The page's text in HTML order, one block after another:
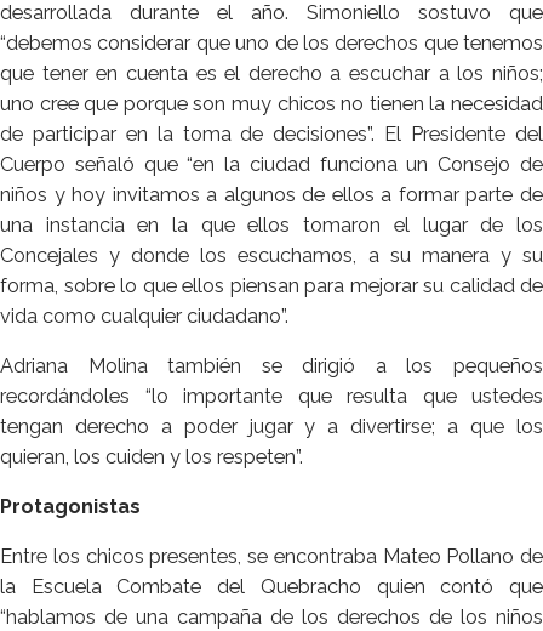
desarrollada durante el año. Simoniello sostuvo que
“debemos considerar que uno de los derechos que tenemos
que tener en cuenta es el derecho a escuchar a los niños;
uno cree que porque son muy chicos no tienen la necesidad
de participar en la toma de decisiones”. El Presidente del
Cuerpo señaló que “en la ciudad funciona un Consejo de
niños y hoy invitamos a algunos de ellos a formar parte de
una instancia en la que ellos tomaron el lugar de los
Concejales y donde los escuchamos, a su manera y su
forma, sobre lo que ellos piensan para mejorar su calidad de
vida como cualquier ciudadano”.
Adriana Molina también se dirigió a los pequeños
recordándoles “lo importante que resulta que ustedes
tengan derecho a poder jugar y a divertirse; a que los
quieran, los cuiden y los respeten”.
Protagonistas
Entre los chicos presentes, se encontraba Mateo Pollano de
la Escuela Combate del Quebracho quien contó que
“hablamos de una campaña de los derechos de los niños